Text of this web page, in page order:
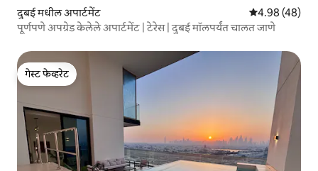
दुबई मधील अपार्टमेंट 5 पैकी 4.98
4.98 (48)
पूर्णपणे अपग्रेड केलेले अपार्टमेंट | टेरेस | दुबई मॉलपर्यंत चालत जाणे
गेस्ट फेव्हरेट
गेस्ट फेव्हरेट